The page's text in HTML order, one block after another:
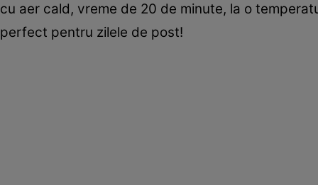
cu aer cald, vreme de 20 de minute, la o
perfect pentru zilele de post!